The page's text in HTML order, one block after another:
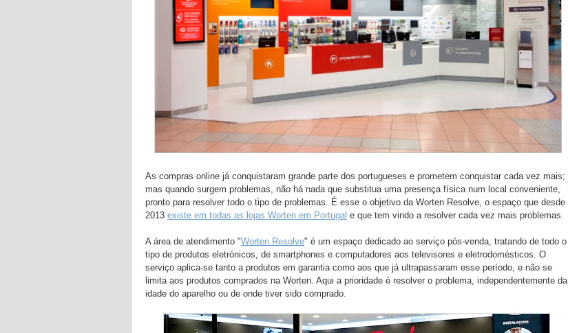
As compras online já conquistaram grande parte dos portugueses e prometem conquistar cada vez mais;
mas quando surgem problemas, não há nada que substitua uma presença física num local conveniente,
pronto para resolver todo o tipo de problemas. É esse o objetivo da Worten Resolve, o espaço que desde
2013 existe em todas as lojas Worten em Portugal e que tem vindo a resolver cada vez mais problemas.
A área de atendimento "Worten Resolve" é um espaço dedicado ao serviço pós-venda, tratando de todo o
tipo de produtos eletrónicos, de smartphones e computadores aos televisores e eletrodomésticos. O
serviço aplica-se tanto a produtos em garantia como aos que já ultrapassaram esse período, e não se
limita aos produtos comprados na Worten. Aqui a prioridade é resolver o problema, independentemente da
idade do aparelho ou de onde tiver sido comprado.